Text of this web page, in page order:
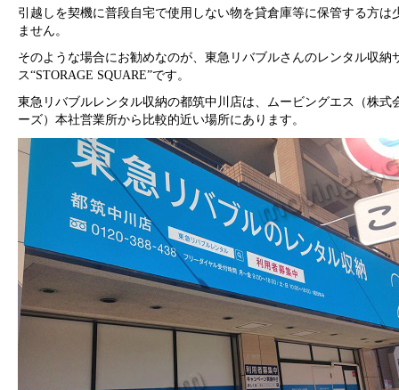
引越しを契機に普段自宅で使用しない物を貸倉庫等に保管する方は
ません。
そのような場合にお勧めなのが、東急リバブルさんのレンタル収納
ス“STORAGE SQUARE”です。
東急リバブルレンタル収納の都筑中川店は、ムービングエス（株式
ーズ）本社営業所から比較的近い場所にあります。